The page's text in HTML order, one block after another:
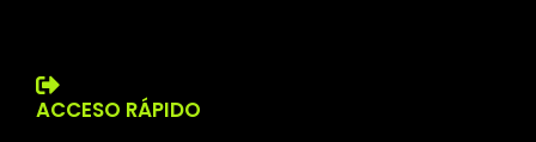
ACCESO RÁPIDO